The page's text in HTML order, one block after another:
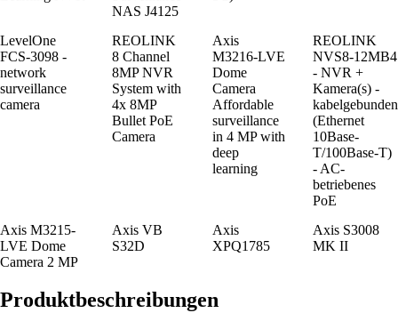
NAS J4125
LevelOne
FCS-3098 -
network
surveillance
camera
REOLINK
8 Channel
8MP NVR
System with
4x 8MP
Bullet PoE
Camera
Axis
M3216-LVE
Dome
Camera
Affordable
surveillance
in 4 MP with
deep
learning
REOLINK
NVS8-12MB4
- NVR +
Kamera(s) -
kabelgebunden
(Ethernet
10Base-
T/100Base-T)
- AC-
betriebenes
PoE
Axis M3215-
LVE Dome
Camera 2 MP
Axis VB
S32D
Axis
XPQ1785
Axis S3008
MK II
Produktbeschreibungen